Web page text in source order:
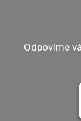
Odpovíme